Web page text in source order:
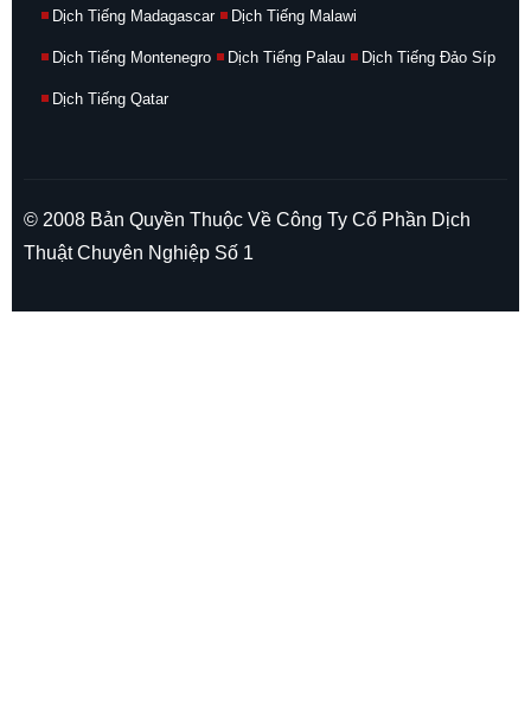
Dịch Tiếng Madagascar Dịch Tiếng Malawi
Dịch Tiếng Montenegro Dịch Tiếng Palau Dịch Tiếng Đảo Síp
Dịch Tiếng Qatar
© 2008 Bản Quyền Thuộc Về Công Ty Cổ Phần Dịch
Thuật Chuyên Nghiệp Số 1